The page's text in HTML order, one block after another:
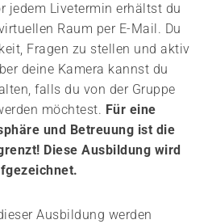
jedem Livetermin erhältst du
Raum per E-Mail. Du
Fragen zu stellen und aktiv
deine Kamera kannst du
falls du von der Gruppe
möchtest. Für eine
und Betreuung ist die
Diese Ausbildung wird
Ausbildung werden